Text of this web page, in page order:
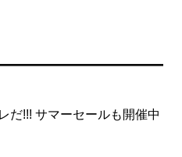
だ!!! サマーセールも開催中